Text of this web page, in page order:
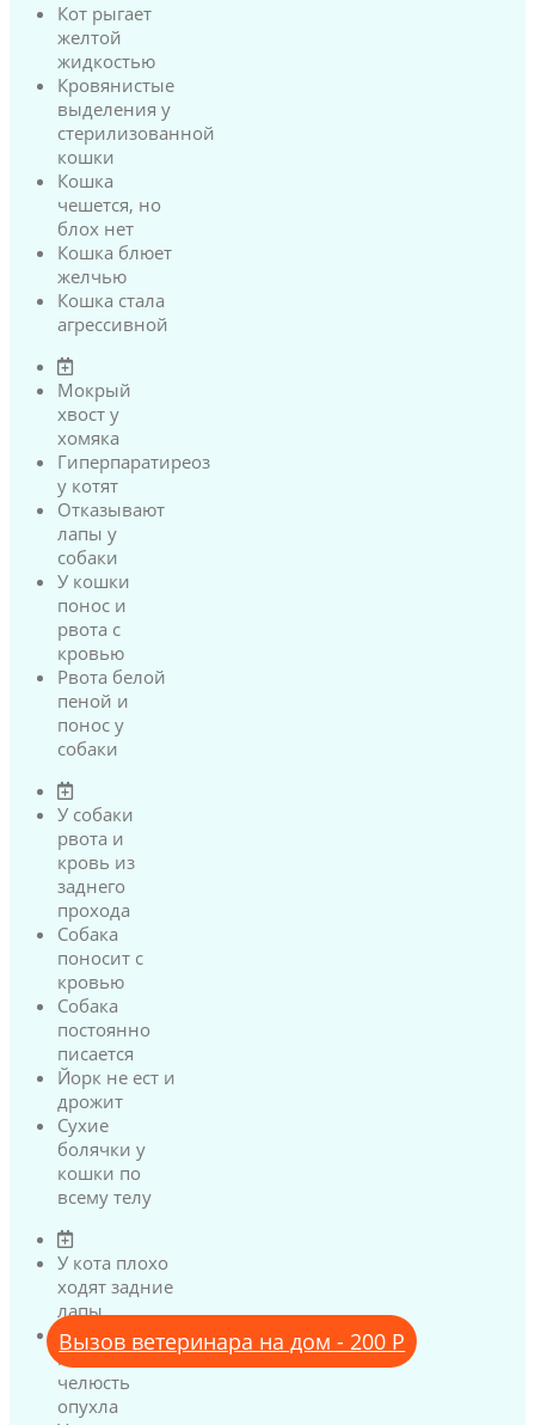
Вызов ветеринара на дом - 200 Р
Кот рыгает
желтой
жидкостью
Кровянистые
выделения у
стерилизованной
кошки
Кошка
чешется, но
блох нет
Кошка блюет
желчью
Кошка стала
агрессивной
Мокрый
хвост у
хомяка
Гиперпаратиреоз
у котят
Отказывают
лапы у
собаки
У кошки
понос и
рвота с
кровью
Рвота белой
пеной и
понос у
собаки
У собаки
рвота и
кровь из
заднего
прохода
Собака
поносит с
кровью
Собака
постоянно
писается
Йорк не ест и
дрожит
Сухие
болячки у
кошки по
всему телу
У кота плохо
ходят задние
лапы
У кота
нижняя
челюсть
опухла